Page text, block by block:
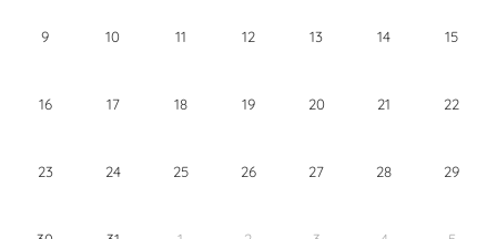
9 10 11 12 13 14 15
16 17 18 19 20 21 22
23 24 25 26 27 28 29